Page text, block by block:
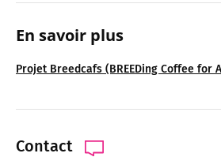
En savoir plus
Projet Breedcafs (BREEDing Coffee for
Contact